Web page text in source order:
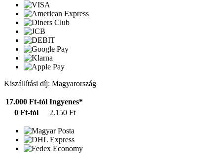
Kiszállítási díj: Magyarország
17.000 Ft-tól Ingyenes*
0 Ft-tól
2.150 Ft